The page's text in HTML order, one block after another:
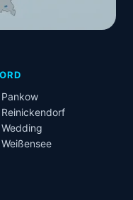
Pankow
Reinickendorf
Wedding
Weißensee